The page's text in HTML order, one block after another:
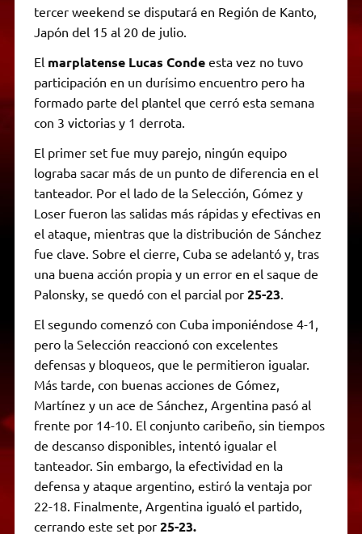
tercer weekend se disputará en Región de Kanto,
Japón del 15 al 20 de julio.
El marplatense Lucas Condeesta vez no tuvo
participación en un durísimo encuentro pero ha
formado parte del plantel que cerró esta semana
con 3 victorias y 1 derrota.
El primer set fue muy parejo, ningún equipo
lograba sacar más de un punto de diferencia en el
tanteador. Por el lado de la Selección, Gómez y
Loser fueron las salidas más rápidas y efectivas en
el ataque, mientras que la distribución de Sánchez
fue clave. Sobre el cierre, Cuba se adelantó y, tras
una buena acción propia y un error en el saque de
Palonsky, se quedó con el parcial por 25-23
El segundo comenzó con Cuba imponiéndose 4-1,
pero la Selección reaccionó con excelentes
defensas y bloqueos, que le permitieron igualar.
Más tarde, con buenas acciones de Gómez,
Martínez y un ace de Sánchez, Argentina pasó al
frente por 14-10. El conjunto caribeño, sin tiempos
de descanso disponibles, intentó igualar el
tanteador. Sin embargo, la efectividad en la
defensa y ataque argentino, estiró la ventaja por
22-18. Finalmente, Argentina igualó el partido,
cerrando este set por 25-23.